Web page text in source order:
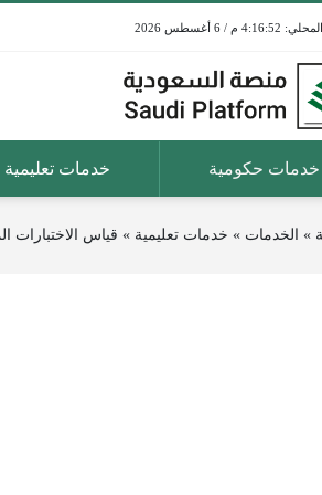
4:16:52 م / 6 أغسطس 2026
خدمات حكومية خدمات تعليمية
» الخدمات » خدمات تعليمية » قياس الاختبارات